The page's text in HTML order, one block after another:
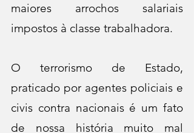
maiores arrochos salariais
impostos à classe trabalhadora.
O terrorismo de Estado,
praticado por agentes policiais e
civis contra nacionais é um fato
de nossa história muito mal